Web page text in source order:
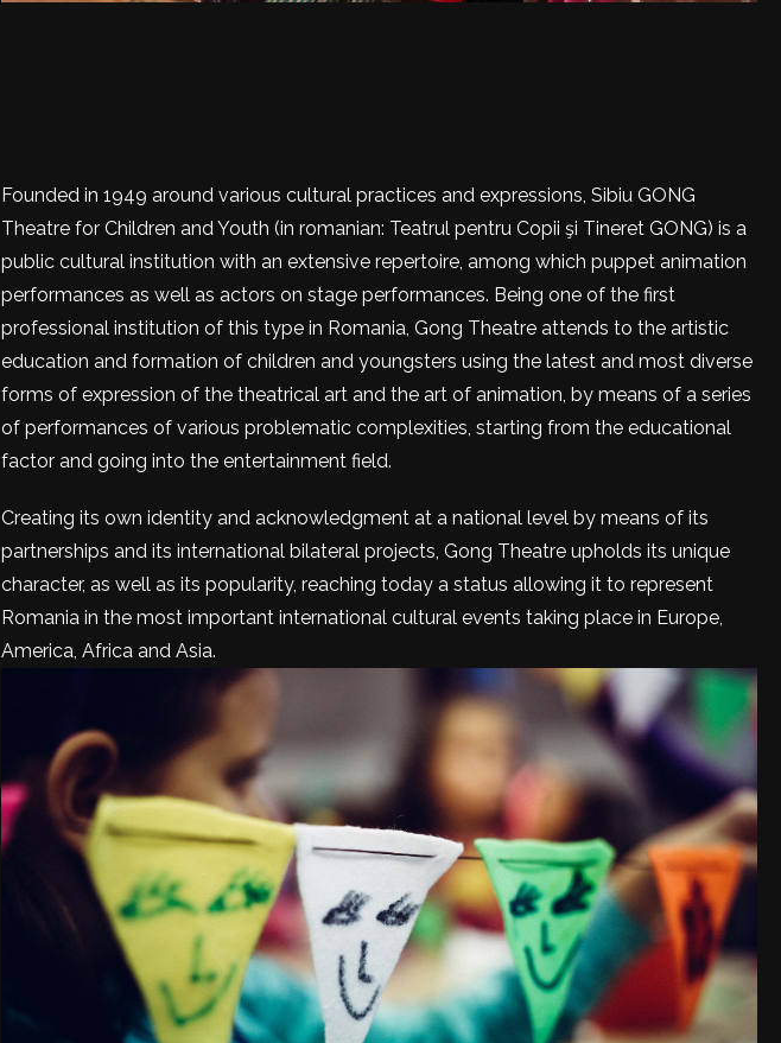
Founded in 1949 around various cultural practices and expressions, Sibiu GONG
Theatre for Children and Youth (in romanian: Teatrul pentru Copii şi Tineret GONG) is a
public cultural institution with an extensive repertoire, among which puppet animation
performances as well as actors on stage performances. Being one of the first
professional institution of this type in Romania, Gong Theatre attends to the artistic
education and formation of children and youngsters using the latest and most diverse
forms of expression of the theatrical art and the art of animation, by means of a series
of performances of various problematic complexities, starting from the educational
factor and going into the entertainment field.
Creating its own identity and acknowledgment at a national level by means of its
partnerships and its international bilateral projects, Gong Theatre upholds its unique
character, as well as its popularity, reaching today a status allowing it to represent
Romania in the most important international cultural events taking place in Europe,
America, Africa and Asia.